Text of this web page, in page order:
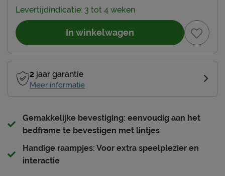
Levertijdindicatie: 3 tot 4 weken
In winkelwagen
2 jaar garantie
Meer informatie
Gemakkelijke bevestiging: eenvoudig aan het
bedframe te bevestigen met lintjes
Handige raampjes: Voor extra speelplezier en
interactie